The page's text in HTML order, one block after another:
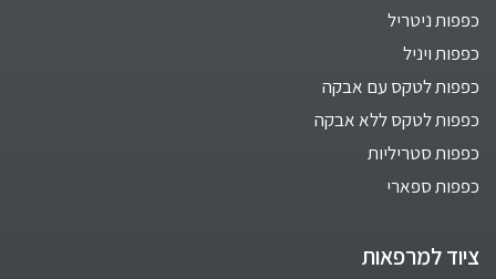
כפפות ניטריל
כפפות ויניל
כפפות לטקס עם אבקה
כפפות לטקס ללא אבקה
כפפות סטריליות
כפפות ספארי
ציוד למרפאות